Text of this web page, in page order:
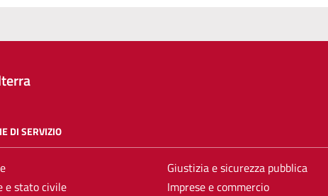
DI SERVIZIO
e stato civile
Giustizia e sicurezza pubblica
Imprese e commercio